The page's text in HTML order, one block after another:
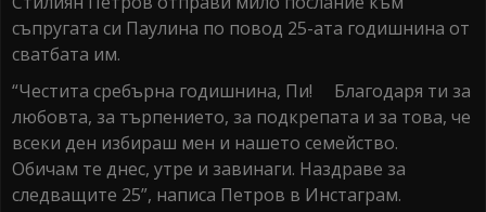
съпругата си Паулина по повод 25-ата годишнина от
сватбата им.
“Честита сребърна годишнина, Пи! Благодаря ти за
любовта, за търпението, за подкрепата и за това, че
всеки ден избираш мен и нашето семейство.
Обичам те днес, утре и завинаги. Наздраве за
следващите 25”, написа Петров в Инстаграм.